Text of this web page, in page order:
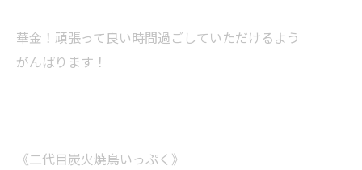
華金！頑張って良い時間過ごしていただけるよう
がんばります！
《二代目炭火焼鳥いっぷく》